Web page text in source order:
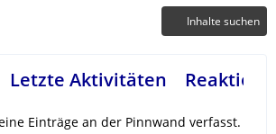
Inhalte suchen
Letzte Aktivitäten
Einträge an der Pinnwand verfasst.